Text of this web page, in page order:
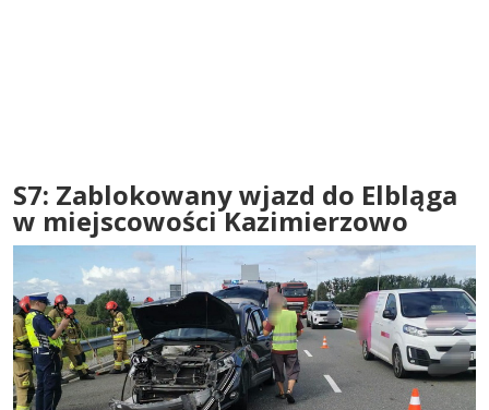
S7: Zablokowany wjazd do Elbląga
w miejscowości Kazimierzowo